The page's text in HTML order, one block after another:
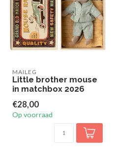
MAILEG
Little brother mouse
in matchbox 2026
€28,00
Op voorraad